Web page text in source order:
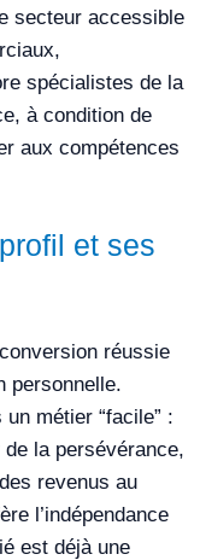
secteur accessible
spécialistes de la
à condition de
aux compétences
et ses
réussie
personnelle.
métier “facile” :
la persévérance,
revenus au
l’indépendance
est déjà une